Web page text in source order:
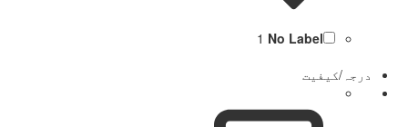
No Label
1
درجہ/کیفیت